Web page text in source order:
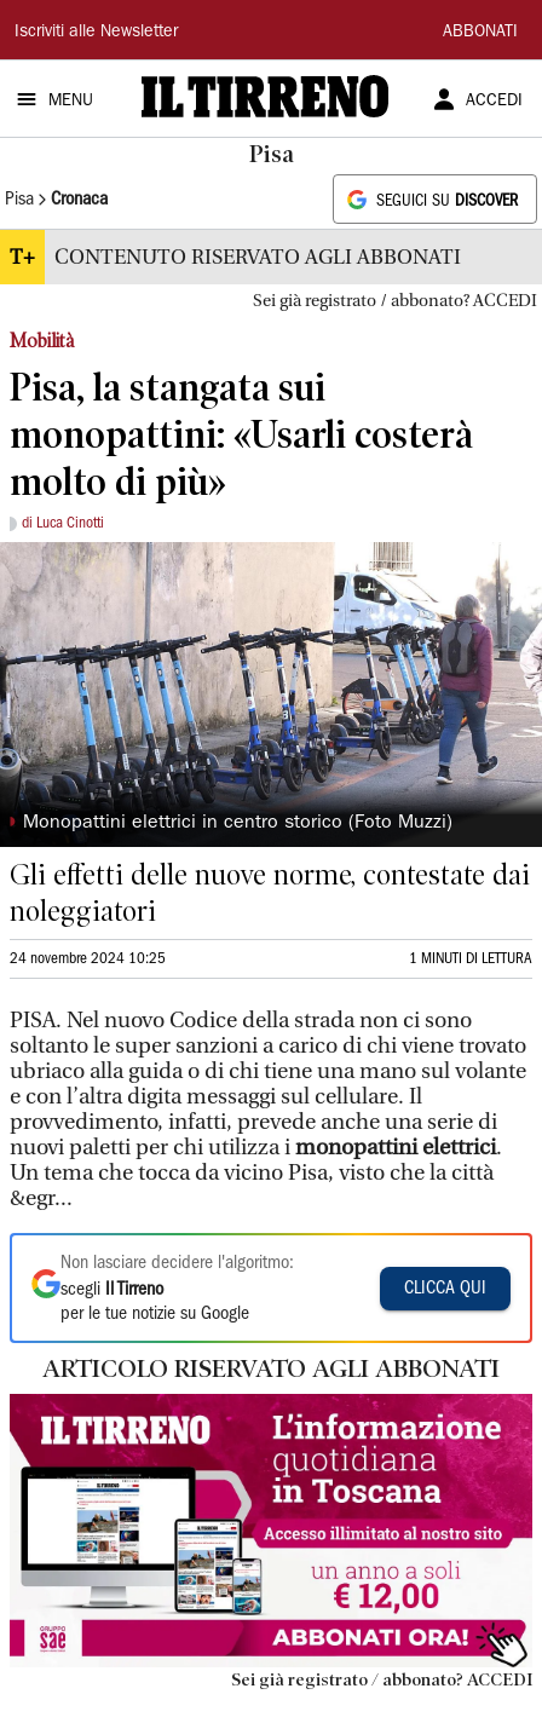
Il
Tirreno
Iscriviti alle Newsletter ABBONATI
MENU ACCEDI
Pisa
Pisa Cronaca SEGUICI SU DISCOVER
T+ CONTENUTO RISERVATO AGLI ABBONATI
Sei già registrato / abbonato? ACCEDI
Mobilità
Pisa, la stangata sui
monopattini: «Usarli costerà
molto di più»
di Luca Cinotti
◗ Monopattini elettrici in centro storico (Foto Muzzi)
Gli effetti delle nuove norme, contestate dai
noleggiatori
24 novembre 2024 10:25 1 MINUTI DI LETTURA
PISA. Nel nuovo Codice della strada non ci sono
soltanto le super sanzioni a carico di chi viene trovato
ubriaco alla guida o di chi tiene una mano sul volante
e con l’altra digita messaggi sul cellulare. Il
provvedimento, infatti, prevede anche una serie di
nuovi paletti per chi utilizza imonopattini elettrici.
Un tema che tocca da vicino Pisa, visto che la città
&egr...
Non lasciare decidere l'algoritmo:
scegli
Il Tirreno
per le tue notizie su Google
CLICCA QUI
ARTICOLO RISERVATO AGLI ABBONATI
Sei già registrato / abbonato? ACCEDI